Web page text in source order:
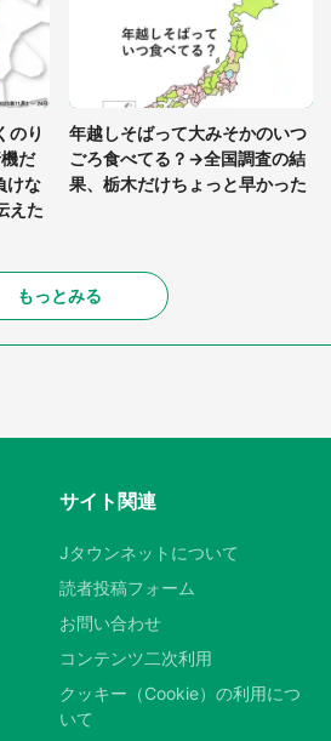
のり
だ
けな
えた
年越しそばって大みそかのいつ
ごろ食べてる？→全国調査の結
果、栃木だけちょっと早かった
もっとみる
サイト関連
Jタウンネットについて
読者投稿フォーム
お問い合わせ
コンテンツ二次利用
クッキー（Cookie）の利用につ
いて